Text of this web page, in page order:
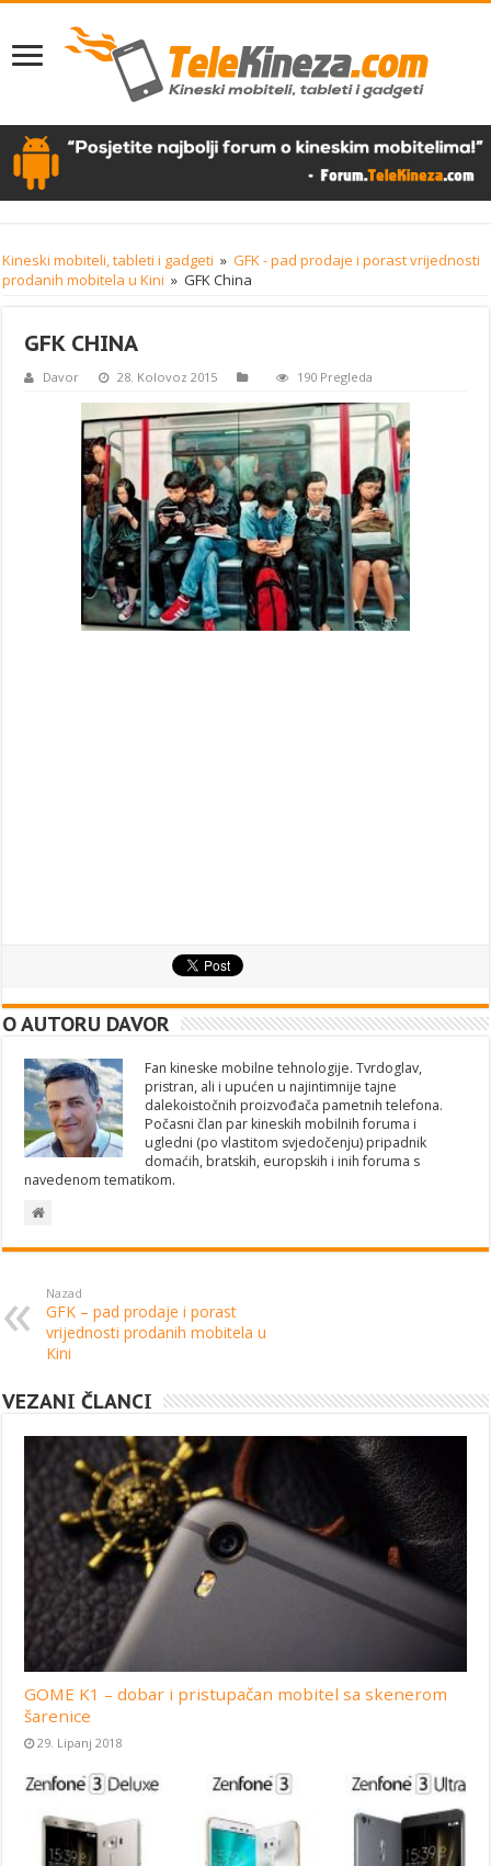
Kineski mobiteli, tableti i gadgeti » GFK - pad prodaje i porast vrijednosti
prodanih mobitela u Kini » GFK China
GFK CHINA
Davor 28. Kolovoz 2015 190 Pregleda
O AUTORU DAVOR
Fan kineske mobilne tehnologije. Tvrdoglav,
pristran, ali i upućen u najintimnije tajne
dalekoistočnih proizvođača pametnih telefona.
Počasni član par kineskih mobilnih foruma i
ugledni (po vlastitom svjedočenju) pripadnik
domaćih, bratskih, europskih i inih foruma s
navedenom tematikom.
Nazad
GFK – pad prodaje i porast
vrijednosti prodanih mobitela u
Kini
VEZANI ČLANCI
GOME K1 – dobar i pristupačan mobitel sa skenerom
šarenice
29. Lipanj 2018